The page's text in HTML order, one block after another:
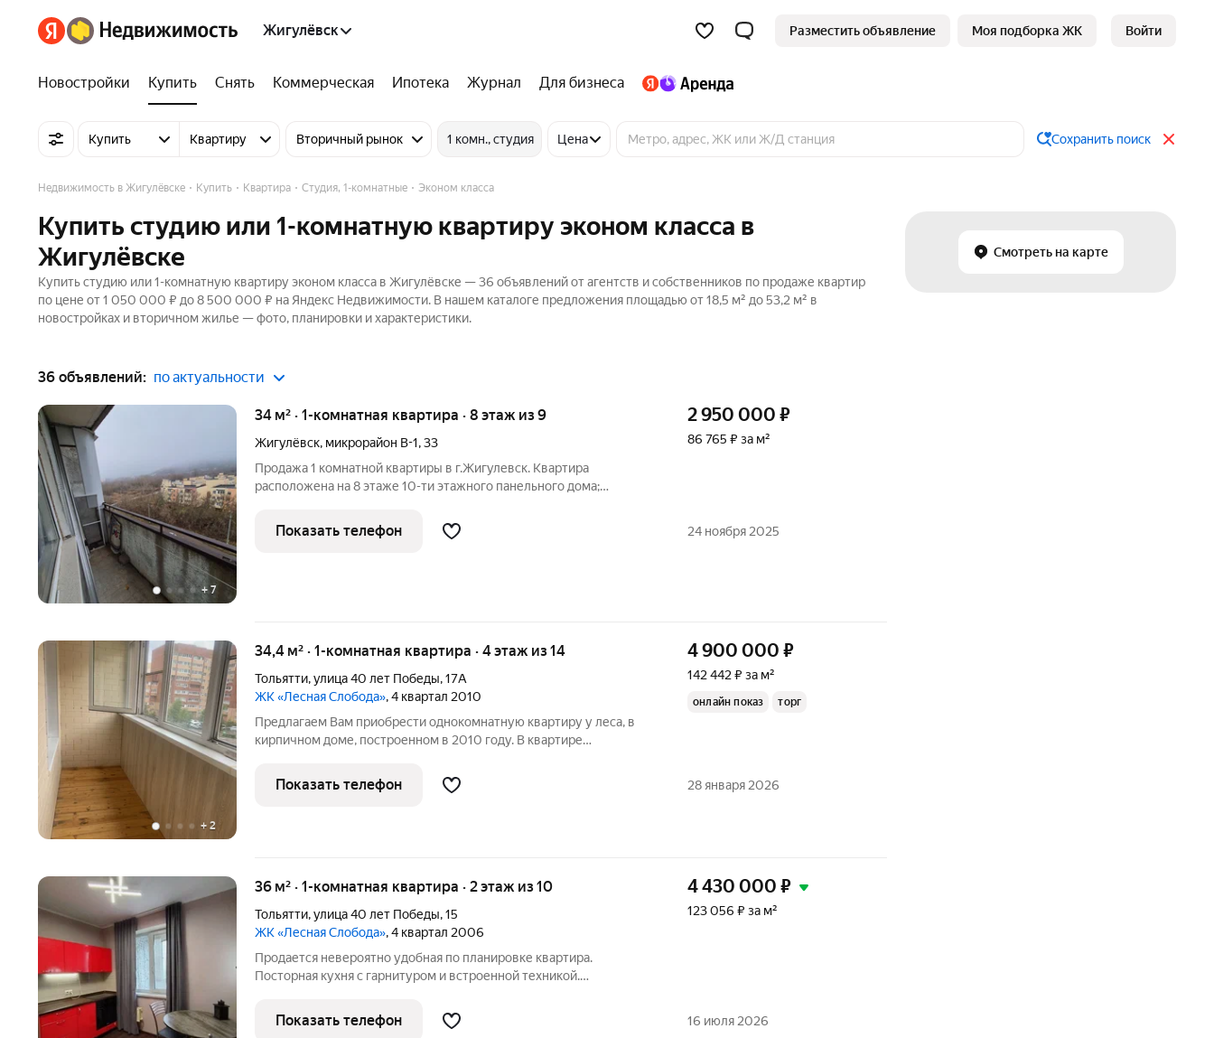
Жигулёвск Разместить объявление Моя подборка ЖК Войти
Новостройки Купить Снять Коммерческая Ипотека Журнал Для бизнеса
Купить Квартиру Вторичный рынок 1 комн., студия Цена Сохранить поиск
Смотреть на карте
Недвижимость в Жигулёвске Купить Квартира Студия, 1-комнатные Эконом класса
Купить студию или 1-комнатную квартиру эконом класса в
Жигулёвске
Купить студию или 1-комнатную квартиру эконом класса в Жигулёвске — 36 объявлений от агентств и собственников по продаже квартир
по цене от 1 050 000 ₽ до 8 500 000 ₽ на Яндекс Недвижимости. В нашем каталоге предложения площадью от 18,5 м² до 53,2 м² в
новостройках и вторичном жилье — фото, планировки и характеристики.
36 объявлений: по актуальности
+ 7
34 м² · 1-комнатная квартира · 8 этаж из 9
Жигулёвск, микрорайон В-1,33
Продажа 1 комнатной квартиры в г.Жигулевск. Квартира
расположена на 8 этаже 10-ти этажного панельного дома;
кухня 8 кв.м; сан.узел совмещен; балкон не застеклен, окна
пластиковые,
2 950 000 ₽
86 765 ₽ за м²
Показать телефон 24 ноября 2025
+ 2
34,4 м² · 1-комнатная квартира · 4 этаж из 14
Тольятти,улица 40 лет Победы,17А
ЖК «Лесная Слобода», 4 квартал 2010
Предлагаем Вам приобрести однокомнатную квартиру у леса, в
кирпичном доме, построенном в 2010 году. В квартире
атмосферу. Вся необходимая мебель и техника остаётся новому
владельцу. Так же есть
4 900 000 ₽
142 442 ₽ за м²
онлайн показ торг
Показать телефон 28 января 2026
36 м² · 1-комнатная квартира · 2 этаж из 10
Тольятти,улица 40 лет Победы,15
ЖК «Лесная Слобода», 4 квартал 2006
Продается невероятно удобная по планировке квартира.
Посторная кухня с гарнитуром и встроенной техникой.
Просторный санузел. Лес с двух минутах от дома. Прогулки на
сведем воздухе в любое время
4 430 000 ₽
123 056 ₽ за м²
Показать телефон 16 июля 2026